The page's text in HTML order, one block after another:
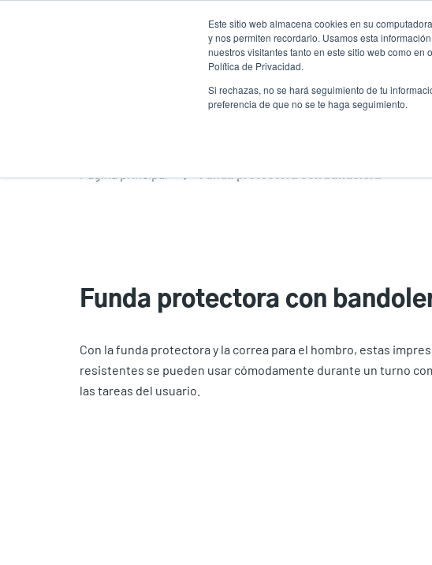
Este sitio web almacena cookies en su
y nos permiten recordarlo. Usamos esta
nuestros visitantes tanto en este sitio web como
Política de Privacidad.
Si rechazas, no se hará seguimiento de tu
preferencia de que no se te haga seguimiento.
Página principal Funda protectora con bandolera
Funda protectora con
Con la funda protectora y la correa para el hombro, estas
resistentes se pueden usar cómodamente durante un turno
las tareas del usuario.